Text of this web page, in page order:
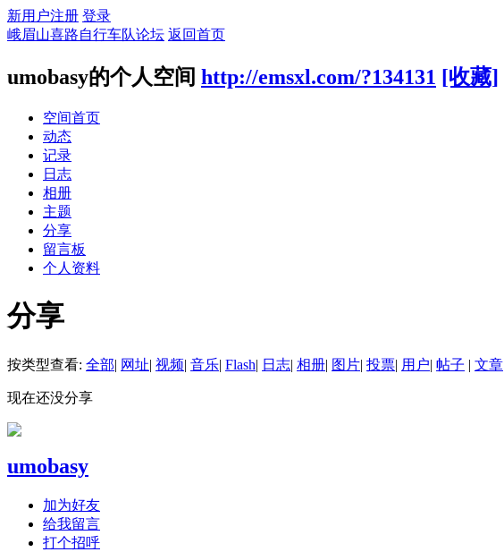
新用户注册 登录
峨眉山喜路自行车队论坛 返回首页
umobasy的个人空间 http://emsxl.com/?134131 [收藏]
空间首页
动态
记录
日志
相册
主题
分享
留言板
个人资料
分享
按类型查看: 全部| 网址| 视频| 音乐| Flash| 日志| 相册| 图片| 投票| 用户| 帖子 | 文章
现在还没分享
umobasy
加为好友
给我留言
打个招呼